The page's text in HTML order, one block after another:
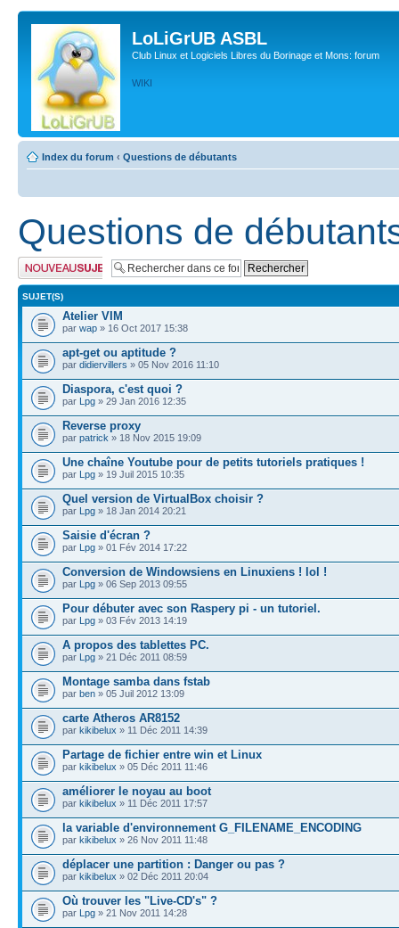
LoLiGrUB ASBL
Club Linux et Logiciels Libres du Borinage et Mons: forum
WIKI
Index du forum ‹ Questions de débutants
Questions de
Publier un nouveau
sujet
SUJET(S)
Atelier VIM
par wap » 16 Oct 2017 15:38
apt-get ou aptitude ?
par didiervillers » 05 Nov 2016 11:10
Diaspora, c'est quoi ?
par Lpg » 29 Jan 2016 12:35
Reverse proxy
par patrick » 18 Nov 2015 19:09
Une chaîne Youtube pour de petits tutoriels pratiques !
par Lpg » 19 Juil 2015 10:35
Quel version de VirtualBox choisir ?
par Lpg » 18 Jan 2014 20:21
Saisie d'écran ?
par Lpg » 01 Fév 2014 17:22
Conversion de Windowsiens en Linuxiens ! lol !
par Lpg » 06 Sep 2013 09:55
Pour débuter avec son Raspery pi - un tutoriel.
par Lpg » 03 Fév 2013 14:19
A propos des tablettes PC.
par Lpg » 21 Déc 2011 08:59
Montage samba dans fstab
par ben » 05 Juil 2012 13:09
carte Atheros AR8152
par kikibelux » 11 Déc 2011 14:39
Partage de fichier entre win et Linux
par kikibelux » 05 Déc 2011 11:46
améliorer le noyau au boot
par kikibelux » 11 Déc 2011 17:57
la variable d'environnement G_FILENAME_ENCODING
par kikibelux » 26 Nov 2011 11:48
déplacer une partition : Danger ou pas ?
par kikibelux » 02 Déc 2011 20:04
Où trouver les "Live-CD's" ?
par Lpg » 21 Nov 2011 14:28